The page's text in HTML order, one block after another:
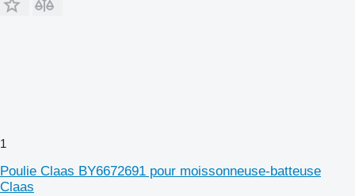
1
Poulie Claas BY6672691 pour moissonneuse-batteuse
Claas